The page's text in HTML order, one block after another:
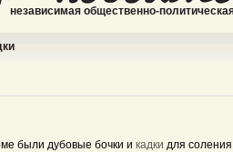
независимая общественно-
были дубовые бочки и кадки для соления